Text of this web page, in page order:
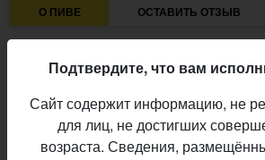
О ПИВЕ ОСТАВИТЬ ОТЗЫВ
Пивоварня:
Алкоголь:
6,8%
Начало
выпуска:
15.10.2025
Подтвердите, что вам
Сайт содержит информацию, не
для лиц, не достигших
возраста. Сведения,